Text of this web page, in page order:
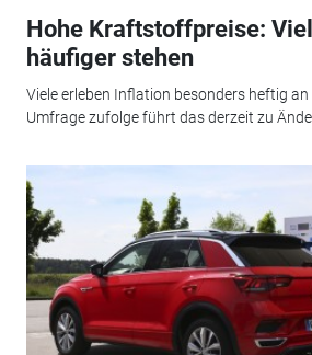
Hohe Kraftstoffpreise:
häufiger stehen
Viele erleben Inflation besonders heftig an
Umfrage zufolge führt das derzeit zu